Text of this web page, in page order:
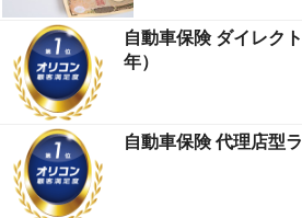
自動車保険 ダイレク
年）
自動車保険 代理店型